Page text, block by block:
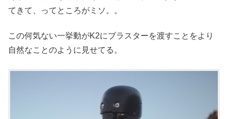
てきて、ってところがミソ。。
この何気ない一挙動がK2にブラスターを渡すことをより
自然なことのように見せてる。